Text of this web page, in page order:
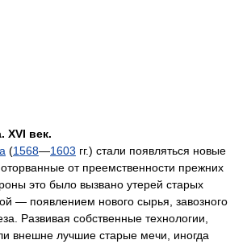
век.
(1568—1603 гг.) стали появляться новые
от преемственности прежних
это было вызвано утерей старых
— появлением нового сырья, завозного
Развивая собственные технологии,
внешне лучшие старые мечи, иногда